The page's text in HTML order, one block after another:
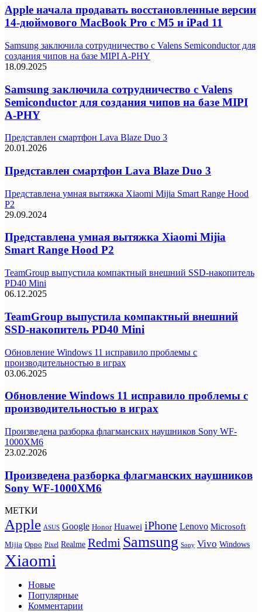
Apple начала продавать восстановленные версии
14-дюймового MacBook Pro с M5 и iPad 11
Samsung заключила сотрудничество с Valens Semiconductor для
создания чипов на базе MIPI A-PHY
18.09.2025
Samsung заключила сотрудничество с Valens
Semiconductor для создания чипов на базе MIPI
A-PHY
Представлен смартфон Lava Blaze Duo 3
20.01.2026
Представлен смартфон Lava Blaze Duo 3
Представлена умная вытяжка Xiaomi Mijia Smart Range Hood
P2
29.09.2024
Представлена умная вытяжка Xiaomi Mijia
Smart Range Hood P2
TeamGroup выпустила компактный внешний SSD-накопитель
PD40 Mini
06.12.2025
TeamGroup выпустила компактный внешний
SSD-накопитель PD40 Mini
Обновление Windows 11 исправило проблемы с
производительностью в играх
03.06.2025
Обновление Windows 11 исправило проблемы с
производительностью в играх
Произведена разборка флагманских наушников Sony WF-
1000XM6
23.02.2026
Произведена разборка флагманских наушников
Sony WF-1000XM6
МЕТКИ
Apple ASUS Google Honor Huawei iPhone Lenovo Microsoft
Mijia Oppo Pixel Realme Redmi Samsung Sony Vivo Windows
Xiaomi
Новые
Популярные
Комментарии